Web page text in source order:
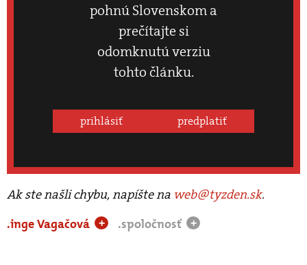
pohnú Slovenskom a
prečítajte si
odomknutú verziu
tohto článku.
prihlásiť predplatiť
Ak ste našli chybu, napíšte na web@tyzden.sk.
.inge Vagačová
+ .spoločnosť +